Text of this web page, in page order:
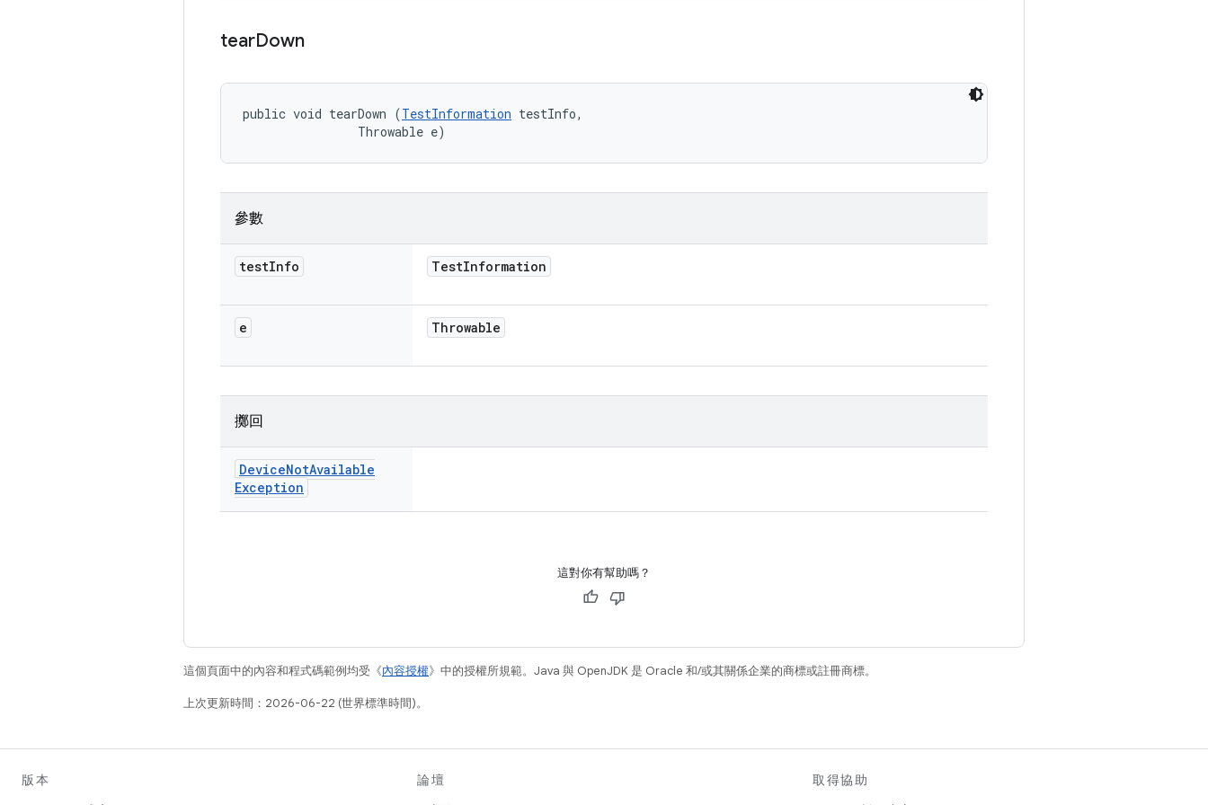
tearDown
public void tearDown (TestInformation testInfo,
                Throwable e)
參數
testInfo TestInformation
e Throwable
擲回
DeviceNotAvailable
Exception
這對你有幫助嗎？
這個頁面中的內容和程式碼範例均受《內容授權》中的授權所規範。Java 與 OpenJDK 是 Oracle 和/或其關係企業的商標或註冊商標。
上次更新時間：2026-06-22 (世界標準時間)。
版本
論壇
取得協助